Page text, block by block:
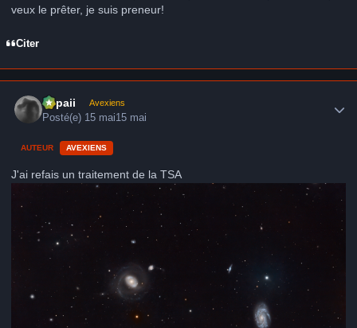
veux le prêter, je suis preneur!
Citer
supaii Avexiens
Posté(e) 15 mai15 mai
AUTEUR AVEXIENS
J'ai refais un traitement de la TSA